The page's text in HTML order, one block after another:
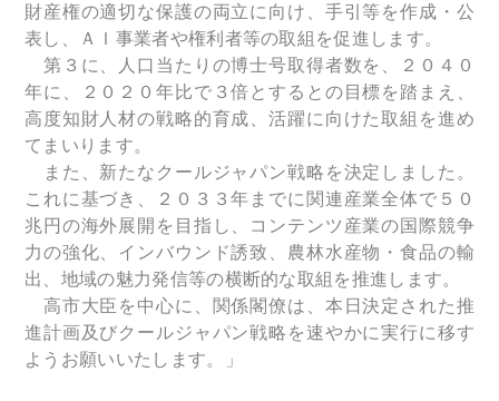
財産権の適切な保護の両立に向け、手引等を作成・公
表し、ＡＩ事業者や権利者等の取組を促進します。
第３に、人口当たりの博士号取得者数を、２０４０
年に、２０２０年比で３倍とするとの目標を踏まえ、
高度知財人材の戦略的育成、活躍に向けた取組を進め
てまいります。
また、新たなクールジャパン戦略を決定しました。
これに基づき、２０３３年までに関連産業全体で５０
兆円の海外展開を目指し、コンテンツ産業の国際競争
力の強化、インバウンド誘致、農林水産物・食品の輸
出、地域の魅力発信等の横断的な取組を推進します。
高市大臣を中心に、関係閣僚は、本日決定された推
進計画及びクールジャパン戦略を速やかに実行に移す
ようお願いいたします。」